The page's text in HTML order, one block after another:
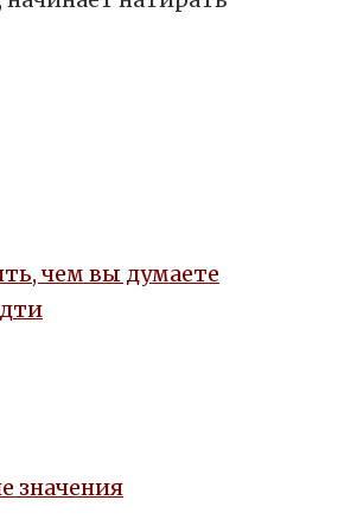
чем вы думаете
значения